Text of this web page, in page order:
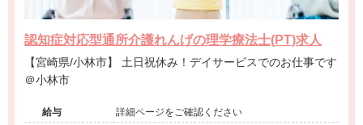
認知症対応型通所介護れんげの理学療法士(PT)求人
【宮崎県/小林市】 土日祝休み！デイサービスでのお仕事です
＠小林市
給与
詳細ページをご確認ください